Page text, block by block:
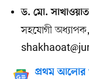
ড. মো.
সহযোগী অধ্যাপক,
প্রথম আলোর